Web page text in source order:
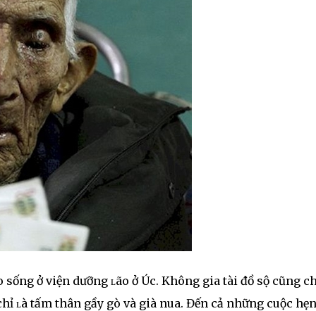
ở viện dưỡng ʟão ở Úc. Không gia tài đồ sộ cũng
ʟà tấm thân gầy gò và già nua. Đến cả những cuộc